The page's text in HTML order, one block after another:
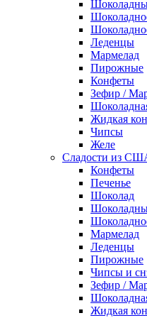
Леденцы
Мармелад
Пирожные
Конфеты
Зефир /
Жидкая
Чипсы
Желе
Сладости из
Конфеты
Печенье
Шоколад
Мармелад
Леденцы
Пирожные
Чипсы и
Зефир /
Жидкая